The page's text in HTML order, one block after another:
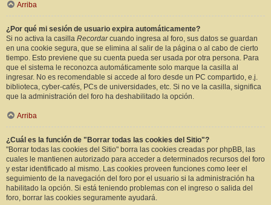
Arriba
¿Por qué mi sesión de usuario expira automáticamente?
Si no activa la casilla Recordarcuando ingresa al foro, sus datos se guardan
en una cookie segura, que se elimina al salir de la página o al cabo de cierto
tiempo. Esto previene que su cuenta pueda ser usada por otra persona. Para
que el sistema le reconozca automáticamente solo marque la casilla al
ingresar. No es recomendable si accede al foro desde un PC compartido, e.j.
biblioteca, cyber-cafés, PCs de universidades, etc. Si no ve la casilla, significa
que la administración del foro ha deshabilitado la opción.
Arriba
¿Cuál es la función de "Borrar todas las cookies del Sitio"?
"Borrar todas las cookies del Sitio" borra las cookies creadas por phpBB, las
cuales le mantienen autorizado para acceder a determinados recursos del foro
y estar identificado al mismo. Las cookies proveen funciones como leer el
seguimiento de la navegación del foro por el usuario si la administración ha
habilitado la opción. Si está teniendo problemas con el ingreso o salida del
foro, borrar las cookies seguramente ayudará.